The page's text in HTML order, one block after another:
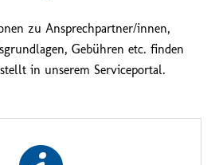
zu Ansprechpartner/innen,
Gebühren etc. finden
in unserem Serviceportal.